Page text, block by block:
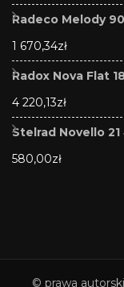
Radeco Melody
1 670,34zł
Radox Nova Flat
4 220,13zł
Stelrad Novello
580,00zł
© prawa